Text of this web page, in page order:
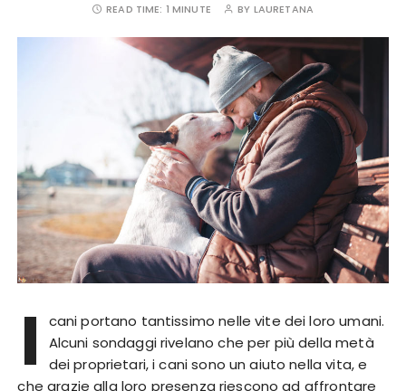
READ TIME: 1 MINUTE BY LAURETANA
I
cani portano tantissimo nelle vite dei loro umani.
Alcuni sondaggi rivelano che per più della metà
dei proprietari, i cani sono un aiuto nella vita, e
che grazie alla loro presenza riescono ad affrontare